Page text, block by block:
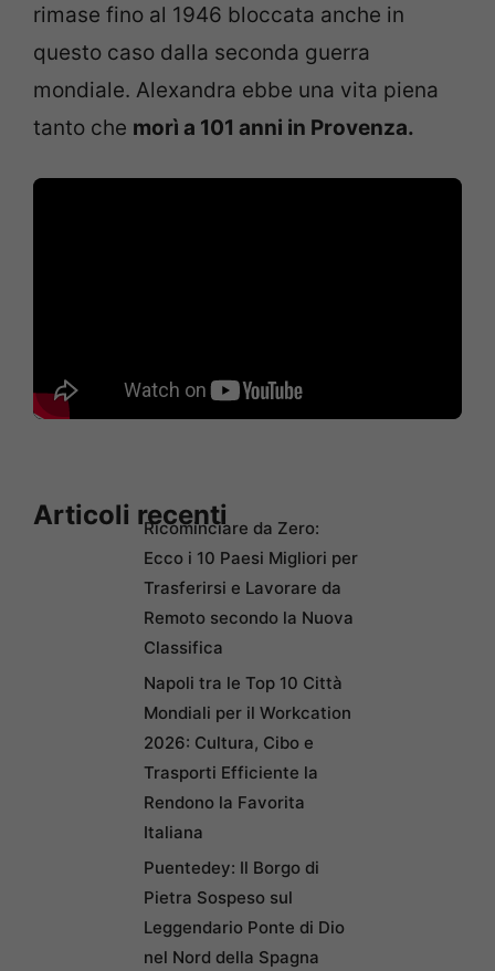
rimase fino al 1946 bloccata anche in
questo caso dalla seconda guerra
mondiale. Alexandra ebbe una vita piena
tanto che morì a 101 anni in Provenza.
Articoli recentiRicominciare da Zero:
Ecco i 10 Paesi Migliori per
Trasferirsi e Lavorare da
Remoto secondo la Nuova
Classifica
Napoli tra le Top 10 Città
Mondiali per il Workcation
2026: Cultura, Cibo e
Trasporti Efficiente la
Rendono la Favorita
Italiana
Puentedey: Il Borgo di
Pietra Sospeso sul
Leggendario Ponte di Dio
nel Nord della Spagna